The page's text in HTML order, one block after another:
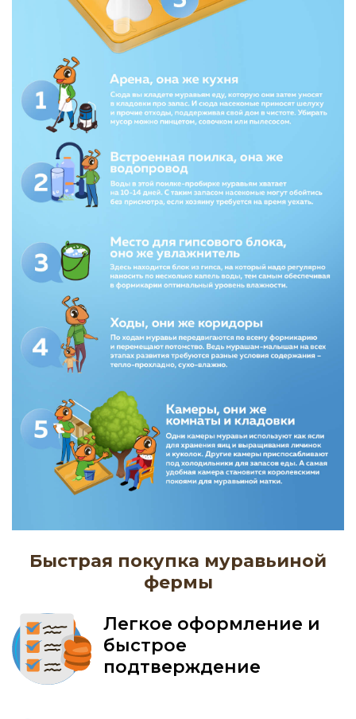
Быстрая покупка муравьиной
фермы
Легкое оформление и
быстрое
подтверждение